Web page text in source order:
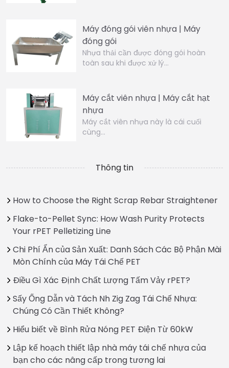
Máy đóng gói viên nhựa | Máy
đóng gói
Nhựa thải cần được đóng gói hoàn
toàn sau khi được xử lý…
Máy cắt viên nhựa | Máy cắt hạt
nhựa
Máy cắt viên nhựa này là cái cuối
cùng…
Thông tin
How to Choose the Right Scrap Rebar Straightener
Flake-to-Pellet Sync: How Wash Purity Protects
Your rPET Pelletizing Line
Chi Phí Ẩn của Sản Xuất: Danh Sách Các Bộ Phận Mài
Mòn Chính của Máy Tái Chế PET
Điều Gì Xác Định Chất Lượng Tấm Vảy rPET?
Sấy Ống Dẫn và Tách Nh Zig Zag Tái Chế Nhựa:
Chúng Có Cần Thiết Không?
Hiểu biết về Bình Rửa Nóng PET Điện Từ 60kW
Lập kế hoạch thiết lập nhà máy tái chế nhựa của
bạn cho các nâng cấp trong tương lai